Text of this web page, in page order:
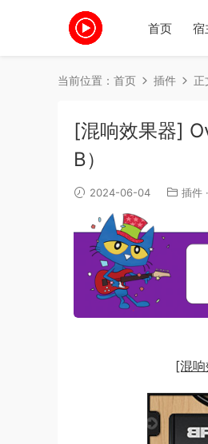
首页 宿
当前位置： 首页 插件 正
[混响效果器]
B）
2024-06-04 插件 ·
[混